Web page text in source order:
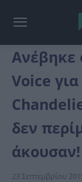
Ανέβηκε
Voice
δεν
άκουσαν!
23 Σεπτεμβρίου